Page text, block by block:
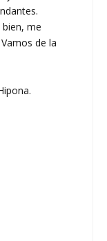
me
Vamos de la